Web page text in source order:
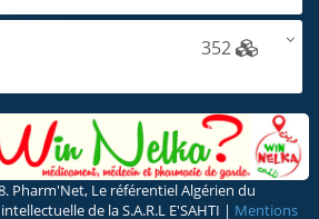
352
Pharm'Net, Le référentiel Algérien du
de la S.A.R.L E'SAHTI | Mentions